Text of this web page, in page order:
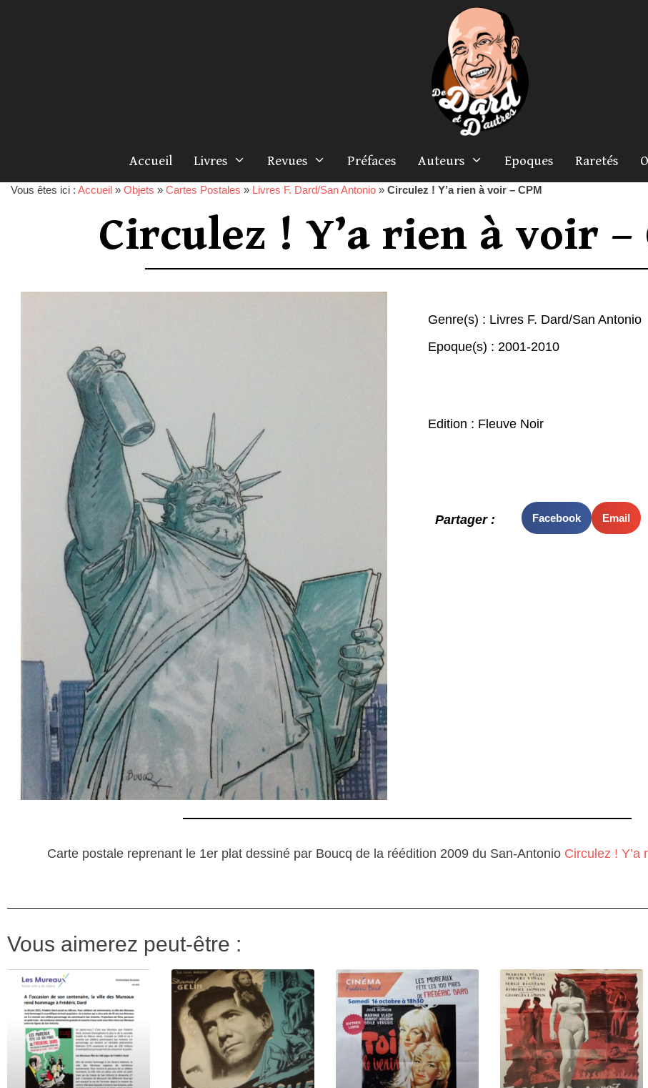
Accueil Livres Revues Préfaces Auteurs Epoques Raretés
Vous êtes ici : Accueil » Objets » Cartes Postales » Livres F. Dard/San Antonio » Circulez ! Y’a rien à voir – CPM
Circulez ! Y’a rien à voir –
Genre(s) : Livres F. Dard/San Antonio
Epoque(s) : 2001-2010
Edition : Fleuve Noir
Partager : Facebook Email
Carte postale reprenant le 1er plat dessiné par Boucq de la réédition 2009 du San-Antonio Circulez ! Y’a
Vous aimerez peut-être :